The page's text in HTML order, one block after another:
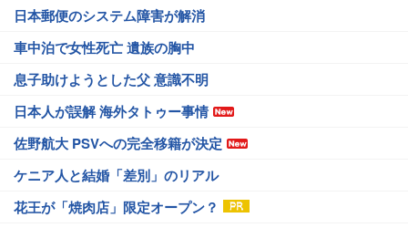
日本郵便のシステム障害が解消
車中泊で女性死亡 遺族の胸中
息子助けようとした父 意識不明
日本人が誤解 海外タトゥー事情
佐野航大 PSVへの完全移籍が決定
ケニア人と結婚「差別」のリアル
花王が「焼肉店」限定オープン？